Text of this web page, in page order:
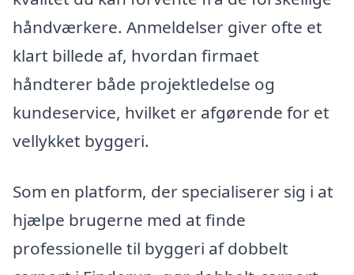
håndværkere. Anmeldelser giver ofte et
klart billede af, hvordan firmaet
håndterer både projektledelse og
kundeservice, hvilket er afgørende for et
vellykket byggeri.
Som en platform, der specialiserer sig i at
hjælpe brugerne med at finde
professionelle til byggeri af dobbelt